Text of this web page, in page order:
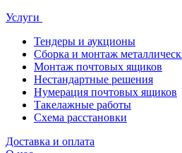
Услуги
Тендеры и аукционы
Сборка и монтаж
Монтаж почтовых ящиков
Нестандартные решения
Нумерация почтовых ящиков
Такелажные работы
Схема расстановки
Доставка и оплата